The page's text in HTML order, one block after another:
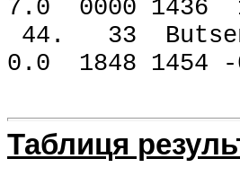
7.0 0000 1436
44. 33
0.0 1848 1454 -
Таблиця